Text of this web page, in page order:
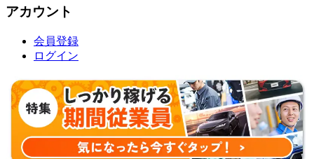
アカウント
会員登録
ログイン